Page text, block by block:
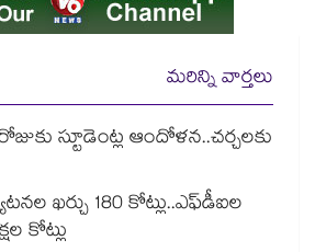
మరిన్ని వార్తలు
స్టూడెంట్ల ఆందోళన..చర్చలకు
ఖర్చు 180 కోట్లు..ఎఫ్‌‌‌‌‌‌‌‌డీఐల
కోట్లు